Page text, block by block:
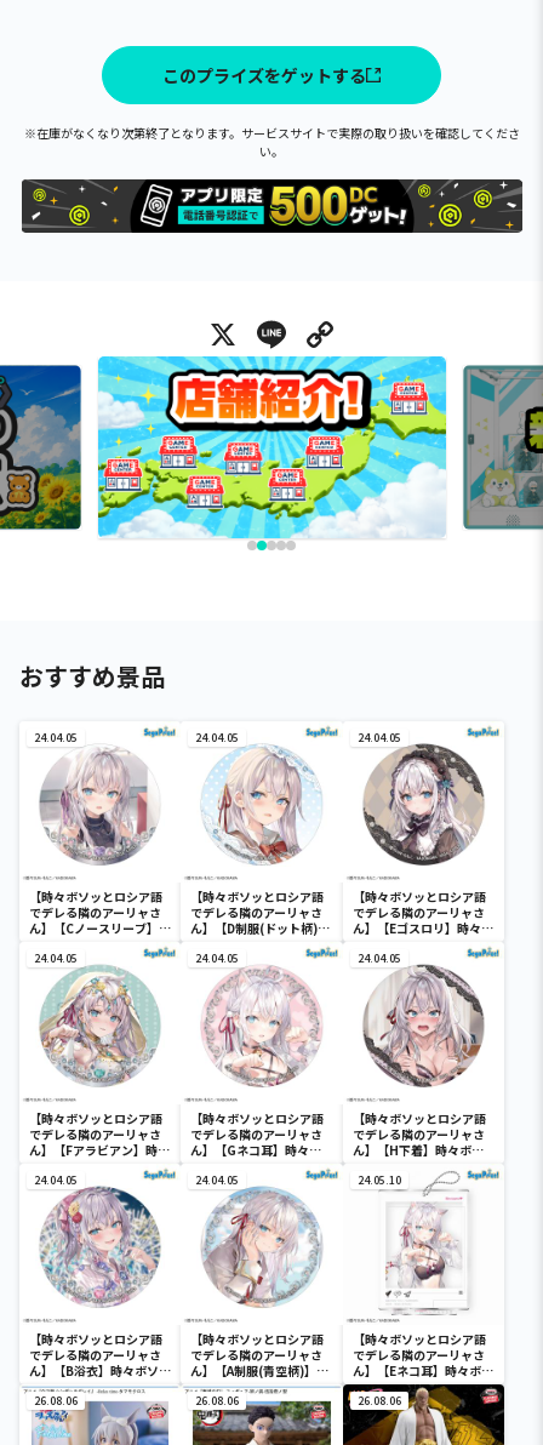
このプライズをゲットする
※在庫がなくなり次第終了となります。サービスサイトで実際の取り扱いを確認してくださ
い。
X Line
おすすめ景品
24.04.05
【時々ボソッとロシア語
でデレる隣のアーリャさ
ん】【Cノースリーブ】
時々ボソッとロシア語で
デレる隣のアーリャさ
ん ホログラム缶バッジ
24.04.05
【時々ボソッとロシア語
でデレる隣のアーリャさ
ん】【D制服(ドット柄)】
時々ボソッとロシア語で
デレる隣のアーリャさ
ん ホログラム缶バッジ
24.04.05
【時々ボソッとロシア語
でデレる隣のアーリャさ
ん】【Eゴスロリ】時々ボ
ソッとロシア語でデレる
隣のアーリャさん ホロ
グラム缶バッジ
24.04.05
【時々ボソッとロシア語
でデレる隣のアーリャさ
ん】【Fアラビアン】時々
る隣のアーリャさん ホ
ログラム缶バッジ
24.04.05
【時々ボソッとロシア語
でデレる隣のアーリャさ
ん】【Gネコ耳】時々ボ
隣のアーリャさん ホロ
グラム缶バッジ
24.04.05
【時々ボソッとロシア語
でデレる隣のアーリャさ
ん】【H下着】時々ボソ
のアーリャさん ホログ
ラム缶バッジ
24.04.05
【時々ボソッとロシア語
でデレる隣のアーリャさ
ん】【B浴衣】時々ボソッ
とロシア語でデレる隣の
アーリャさん ホログラ
ム缶バッジ
24.04.05
【時々ボソッとロシア語
でデレる隣のアーリャさ
ん】【A制服(青空柄)】
時々ボソッとロシア語で
デレる隣のアーリャさ
ん ホログラム缶バッジ
24.05.10
【時々ボソッとロシア語
でデレる隣のアーリャさ
ん】【Eネコ耳】時々ボソ
ッとロシア語でデレる隣
のアーリャさん スタン
ド付クリアキーチェーン
（EX）
26.08.06 26.08.06 26.08.06